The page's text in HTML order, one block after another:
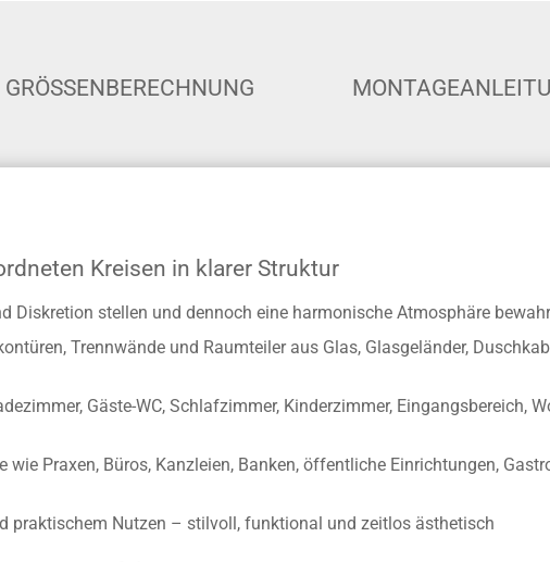
GRÖSSENBERECHNUNG
Kreisen in klarer Struktur
Diskretion stellen und dennoch eine harmonische Atmosphäre
Trennwände und Raumteiler aus Glas, Glasgeländer,
Gäste-WC, Schlafzimmer, Kinderzimmer, Eingangsbereich,
Praxen, Büros, Kanzleien, Banken, öffentliche Einrichtungen,
praktischem Nutzen – stilvoll, funktional und zeitlos ästhetisch